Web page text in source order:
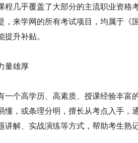
几乎覆盖了大部分的主流职业资格
，来学网的所有考试项目，均属于《
提升补贴。
雄厚
个高学历、高素质、授课经验丰富
懂，或条理分明，擅长从考点入手，
讲解、实战演练等方式，帮助考生熟